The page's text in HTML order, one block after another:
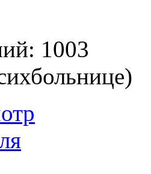
1003